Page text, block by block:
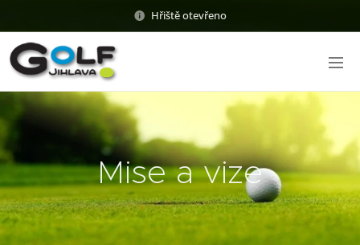
Hřiště otevřeno
Mise a vize